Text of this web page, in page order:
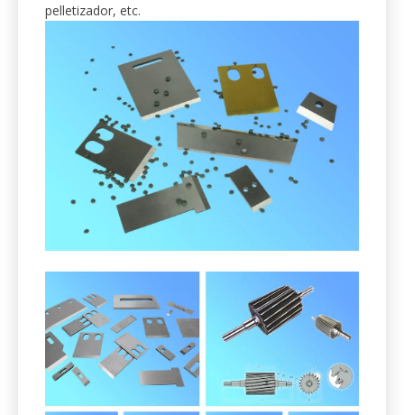
pelletizador, etc.